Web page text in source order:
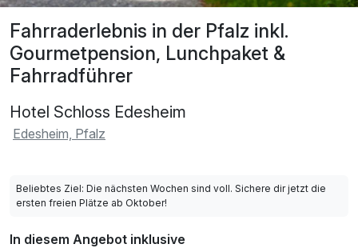
Fahrraderlebnis in der Pfalz inkl.
Gourmetpension, Lunchpaket &
Fahrradführer
Hotel Schloss Edesheim
Edesheim, Pfalz
Beliebtes Ziel: Die nächsten Wochen sind voll. Sichere dir jetzt die
ersten freien Plätze ab Oktober!
In diesem Angebot inklusive